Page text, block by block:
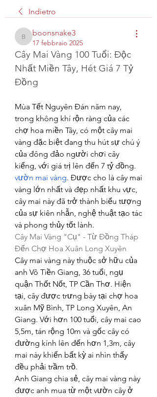
Indietro
boonsnake3
boonsnake3
17 febbraio 2025
Cây Mai Vàng 100 Tuổi: Độc
Nhất Miền Tây, Hét Giá 7 Tỷ
Đồng
Mùa Tết Nguyên Đán năm nay,
trong không khí rộn ràng của các
chợ hoa miền Tây, có một cây mai
vàng đặc biệt đang thu hút sự chú ý
của đông đảo người chơi cây
vườn mai vàng. Được cho là cây mai
vàng lớn nhất và đẹp nhất khu vực,
cây mai này đã trở thành biểu tượng
của sự kiên nhẫn, nghệ thuật tạo tác
và phong thủy tốt lành.
Cây Mai Vàng "Cụ" - Từ Đồng Tháp
Đến Chợ Hoa Xuân Long Xuyên
Cây mai vàng này thuộc sở hữu của
anh Võ Tiền Giang, 36 tuổi, ngụ
quận Thốt Nốt, TP Cần Thơ. Hiện
tại, cây được trưng bày tại chợ hoa
xuân Mỹ Bình, TP Long Xuyên, An
Giang. Với hơn 100 tuổi, cây mai cao
5,5m, tán rộng 10m và gốc cây có
đường kính lên đến hơn 1,3m, cây
mai này khiến bất kỳ ai nhìn thấy
đều phải trầm trồ.
Anh Giang chia sẻ, cây mai vàng này
được anh mua từ một vườn cây ở